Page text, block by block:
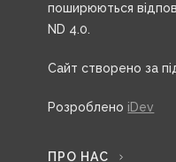
поширюються
ND 4.0.
Сайт створено за
Розроблено iDev
ПРО НАС